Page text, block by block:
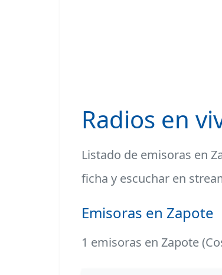
Radios en
Listado de emisoras en
ficha y escuchar en
Emisoras en Zapote
1 emisoras en Zapote